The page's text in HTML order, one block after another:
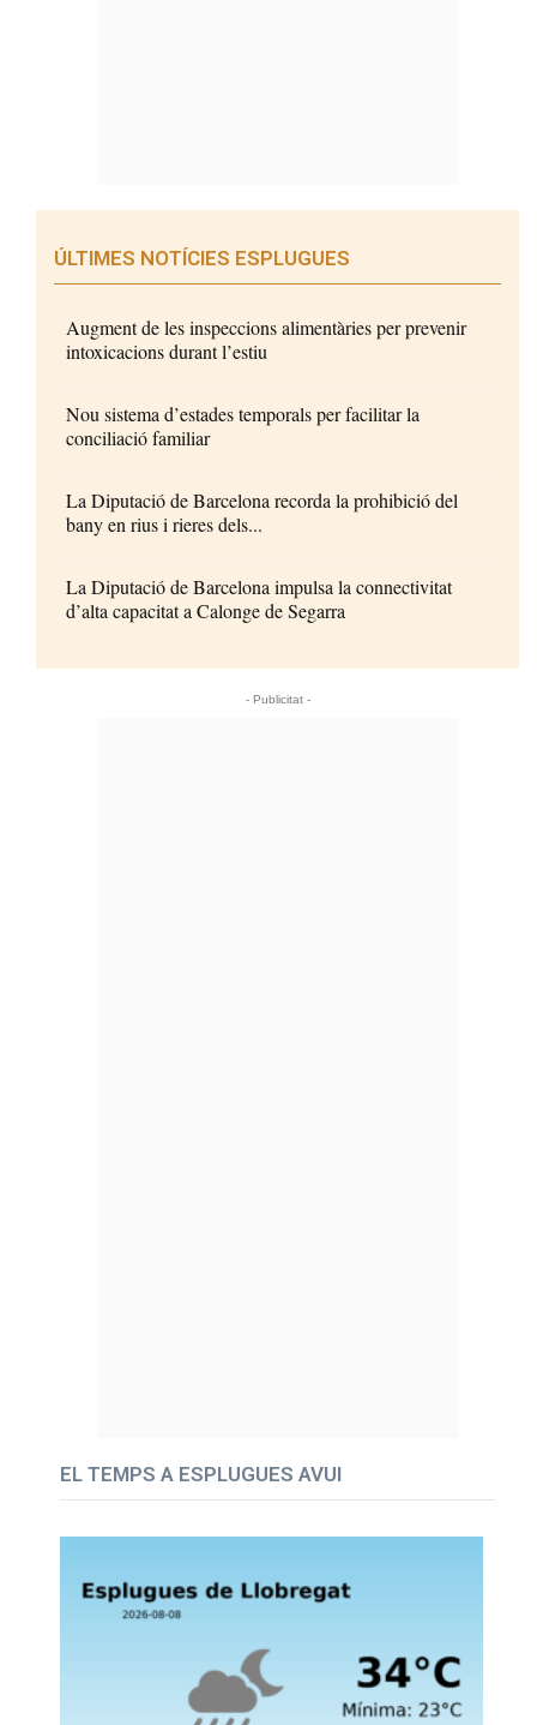
ÚLTIMES NOTÍCIES ESPLUGUES
Augment de les inspeccions alimentàries per prevenir
intoxicacions durant l’estiu
Nou sistema d’estades temporals per facilitar la
conciliació familiar
La Diputació de Barcelona recorda la prohibició del
bany en rius i rieres dels...
La Diputació de Barcelona impulsa la connectivitat
d’alta capacitat a Calonge de Segarra
- Publicitat -
EL TEMPS A ESPLUGUES AVUI